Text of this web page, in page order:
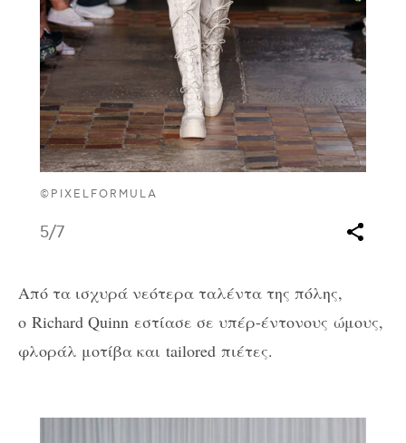
©PIXELFORMULA
5/7
Από τα ισχυρά νεότερα ταλέντα της πόλης,
ο Richard Quinn εστίασε σε υπέρ-έντονους ώμους,
φλοράλ μοτίβα και tailored πιέτες.